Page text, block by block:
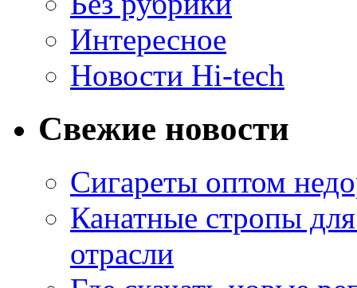
Интересное
Новости Hi-tech
Свежие новости
Сигареты оптом
Канатные стропы
отрасли